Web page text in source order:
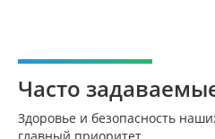
Часто
Здоровье и безопасность